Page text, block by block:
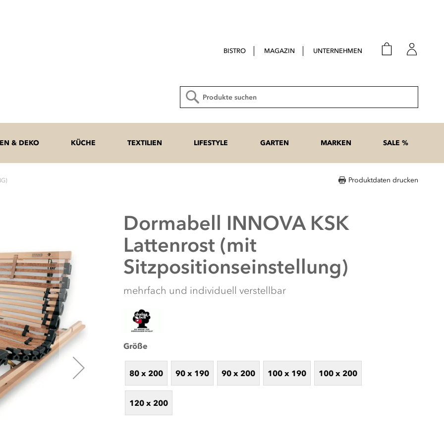
BISTRO MAGAZIN UNTERNEHMEN
Suche
& DEKO KÜCHE TEXTILIEN LIFESTYLE GARTEN MARKEN SALE %
Produktdaten drucken
Dormabell INNOVA KSK
Lattenrost (mit
Sitzpositionseinstellung)
mehrfach und individuell verstellbar
Größe
80 x 200 90 x 190 90 x 200 100 x 190 100 x 200
120 x 200